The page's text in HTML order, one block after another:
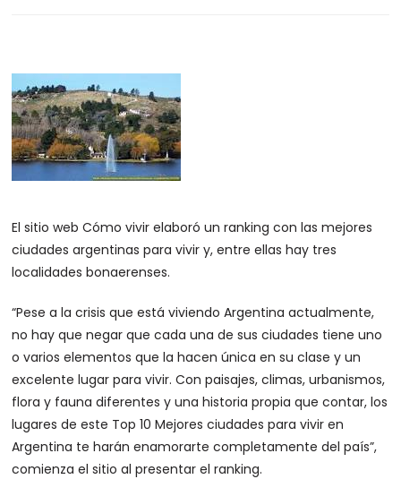
El sitio web Cómo vivir elaboró un ranking con las mejores
ciudades argentinas para vivir y, entre ellas hay tres
localidades bonaerenses.
“Pese a la crisis que está viviendo Argentina actualmente,
no hay que negar que cada una de sus ciudades tiene uno
o varios elementos que la hacen única en su clase y un
excelente lugar para vivir. Con paisajes, climas, urbanismos,
flora y fauna diferentes y una historia propia que contar, los
lugares de este Top 10 Mejores ciudades para vivir en
Argentina te harán enamorarte completamente del país”,
comienza el sitio al presentar el ranking.